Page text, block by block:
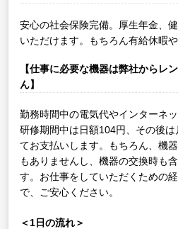
安心の社会保険完備。厚生年金、
いただけます。もちろん有給休暇
【仕事に必要な機器は弊社からレ
ん】
勤務時間中の電気代やインターネ
研修期間中は日額104円、その後
てお支払いします。もちろん、機
もありませんし、機器の交換時も
す。お仕事をしていただくための
で、ご安心ください。
＜1日の流れ＞